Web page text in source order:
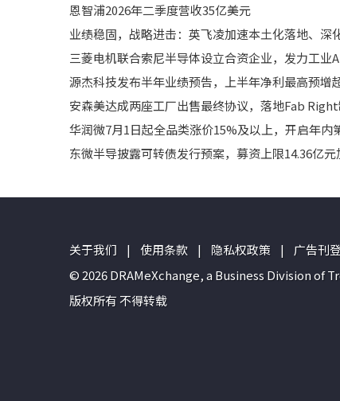
恩智浦2026年二季度营收35亿美元
业绩稳固，战略进击：英飞凌加速本土化落地、深
三菱电机联合索尼半导体设立合资企业，发力工业
源杰科技发布半年业绩预告，上半年净利最高预增
安森美达成两座工厂出售最终协议，落地Fab
华润微7月1日起全品类涨价15%及以上，开启年内
东微半导披露可转债发行预案，募资上限14.36亿
关于我们 | 使用条款 | 隐私权政策 | 广告刊
© 2026 DRAMeXchange, a Business Division of
版权所有 不得转载